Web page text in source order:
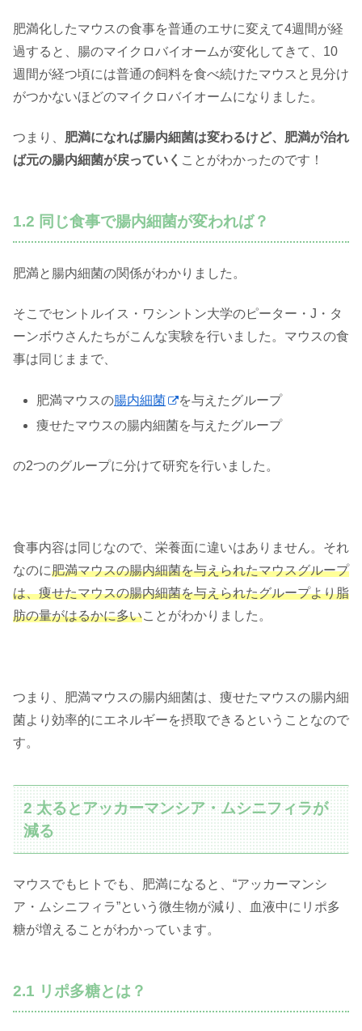
肥満化したマウスの食事を普通のエサに変えて4週間が経
過すると、腸のマイクロバイオームが変化してきて、10
週間が経つ頃には普通の飼料を食べ続けたマウスと見分け
がつかないほどのマイクロバイオームになりました。
つまり、 肥満になれば腸内細菌は変わるけど、肥満が治れ
ば元の腸内細菌が戻っていく ことがわかったのです！
1.2 同じ食事で腸内細菌が変われば？
肥満と腸内細菌の関係がわかりました。
そこでセントルイス・ワシントン大学のピーター・J・タ
ーンボウさんたちがこんな実験を行いました。マウスの食
事は同じままで、
肥満マウスの腸内細菌
を与えたグループ
痩せたマウスの腸内細菌を与えたグループ
の2つのグループに分けて研究を行いました。
食事内容は同じなので、栄養面に違いはありません。それ
なのに肥満マウスの腸内細菌を与えられたマウスグループ
は、痩せたマウスの腸内細菌を与えられたグループより脂
肪の量がはるかに多いことがわかりました。
つまり、肥満マウスの腸内細菌は、痩せたマウスの腸内細
菌より効率的にエネルギーを摂取できるということなので
す。
2 太るとアッカーマンシア・ムシニフィラが
減る
マウスでもヒトでも、肥満になると、“アッカーマンシ
ア・ムシニフィラ”という微生物が減り、血液中にリポ多
糖が増えることがわかっています。
2.1 リポ多糖とは？